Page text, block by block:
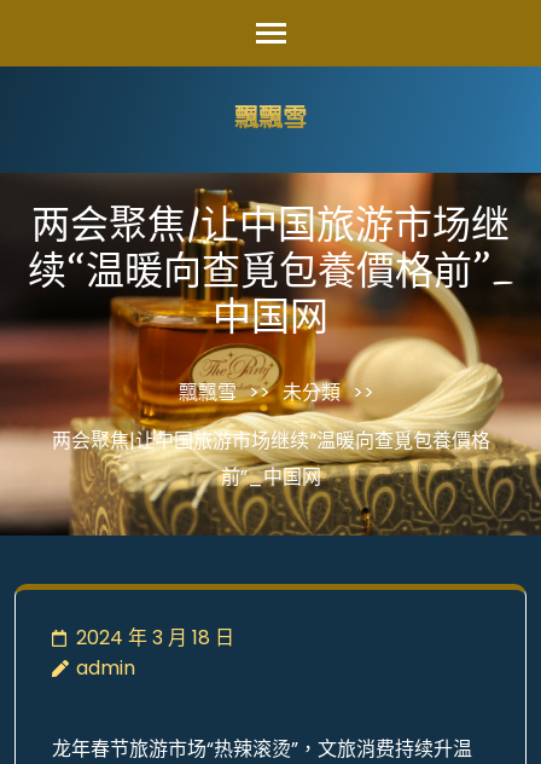
飄飄雪
两会聚焦|让中国旅游市场继
续“温暖向查覓包養價格前”_
中国网
飄飄雪 >> 未分類 >>
两会聚焦|让中国旅游市场继续“温暖向查覓包養價格
前”_中国网
2024 年 3 月 18 日
admin
龙年春节旅游市场“热辣滚烫”，文旅消费持续升温